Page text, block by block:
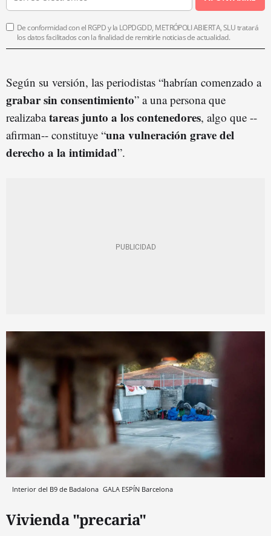
De conformidad con el RGPD y la LOPDGDD, METRÓPOLI ABIERTA, SLU tratará
los datos facilitados con la finalidad de remitirle noticias de actualidad.
Según su versión, las periodistas “habrían comenzado a
grabar sin consentimiento” a una persona que
realizabatareas junto a los contenedores, algo que --
afirman-- constituye “una vulneración grave del
derecho a la intimidad”.
Interior del B9 de Badalona GALA ESPÍN Barcelona
Vivienda "precaria"